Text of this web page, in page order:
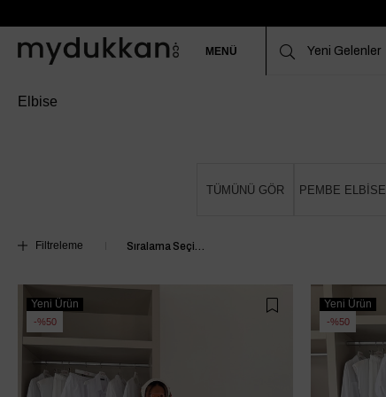
MENÜ
Elbise
TÜMÜNÜ GÖR PEMBE ELBİSE
Filtreleme
Yeni Ürün
%50
Yeni Ürün
%50